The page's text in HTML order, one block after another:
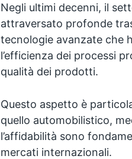
Negli ultimi decenni, il
attraversato profonde
tecnologie avanzate che
l’efficienza dei processi
qualità dei prodotti.
Questo aspetto è
quello automobilistico,
l’affidabilità sono
mercati internazionali.